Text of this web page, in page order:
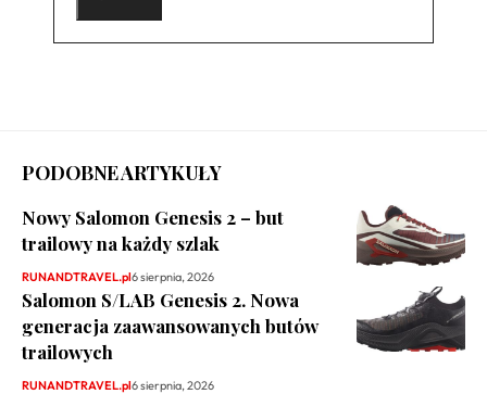
PODOBNE ARTYKUŁY
Nowy Salomon Genesis 2 – but
trailowy na każdy szlak
RUNANDTRAVEL.pl6 sierpnia, 2026
Salomon S/LAB Genesis 2. Nowa
generacja zaawansowanych butów
trailowych
RUNANDTRAVEL.pl6 sierpnia, 2026